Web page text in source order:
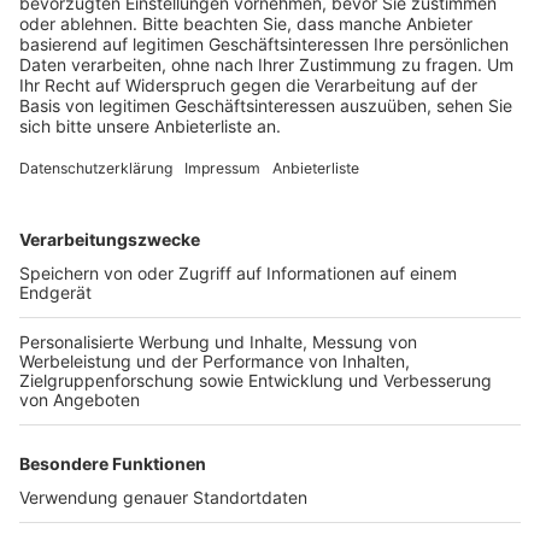
Anzeige
Dort hatte im Dreieck Jackerath ein Motorradfahrer
und war so schwer gestürzt, dass ihn ein
Für die Landung und für die Unfallaufnahme der Polizei
war die Autobahn kurzzeitig gesperrt. Erst nach
dreieinhalb Stunden konnten alle Einsatzkräfte
abrücken.
Anzeige